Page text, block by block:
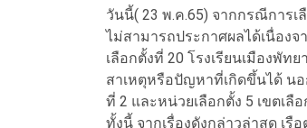
วันนี้( 23 พ.ค.65) จากกรณีการ
ไม่สามารถประกาศผลได้เนื่องจ
เลือกตั้งที่ 20 โรงเรียนเมืองพัท
สาเหตุหรือปัญหาที่เกิดขึ้นได้ นอ
ที่ 2 และหน่วยเลือกตั้ง 5 เขตเลื
ทั้งนี้ จากเรื่องดังกล่าวล่าสุด เรื